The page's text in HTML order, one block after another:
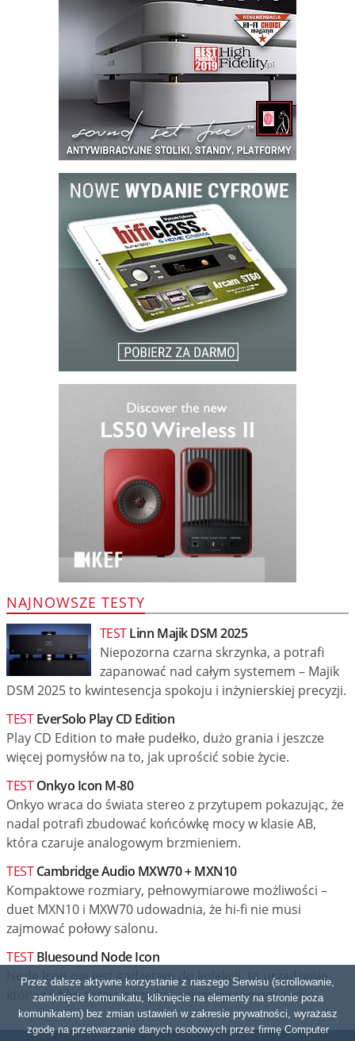
NAJNOWSZE TESTY
TESTLinn Majik DSM 2025
Niepozorna czarna skrzynka, a potrafi
zapanować nad całym systemem – Majik
DSM 2025 to kwintesencja spokoju i inżynierskiej precyzji.
TESTEverSolo Play CD Edition
Play CD Edition to małe pudełko, dużo grania i jeszcze
więcej pomysłów na to, jak uprościć sobie życie.
TESTOnkyo Icon M-80
Onkyo wraca do świata stereo z przytupem pokazując, że
nadal potrafi zbudować końcówkę mocy w klasie AB,
która czaruje analogowym brzmieniem.
TESTCambridge Audio MXW70 + MXN10
Kompaktowe rozmiary, pełnowymiarowe możliwości –
duet MXN10 i MXW70 udowadnia, że hi-fi nie musi
zajmować połowy salonu.
TESTBluesound Node Icon
Node Icon nie jest gadżetem do kolekcji, to urządzenie,
który szybko zaczyna rządzić całym systemem audio.
Przez dalsze aktywne korzystanie z naszego Serwisu (scrollowanie,
zamknięcie komunikatu, kliknięcie na elementy na stronie poza
komunikatem) bez zmian ustawień w zakresie prywatności, wyrażasz
zgodę na przetwarzanie danych osobowych przez firmę Computer